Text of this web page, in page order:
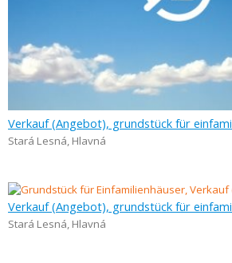
Verkauf (Angebot), grundstück für
Stará Lesná, Hlavná
Verkauf (Angebot), grundstück für
Stará Lesná, Hlavná